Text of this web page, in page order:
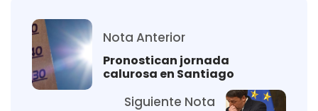
Nota Anterior
Pronostican jornada
calurosa en Santiago
Siguiente Nota